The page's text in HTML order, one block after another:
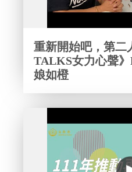
重新開始吧，第二
TALKS女力心聲
娘如橙